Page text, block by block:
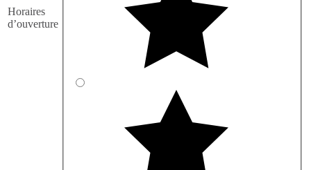
Horaires
d’ouverture